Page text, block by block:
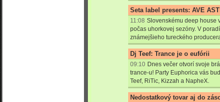
Seta label presents: AVE
11:08 Slovenskému deep house
počas uhorkovej sezóny. V
známejšieho tureckého
Dj Teef: Trance je o eufórii
09:10 Dnes večer otvorí svoje
trance-u! Party Euphorica vás
Teef, RiTic, Kizzah a NapheX.
Nedostatkový tovar aj do